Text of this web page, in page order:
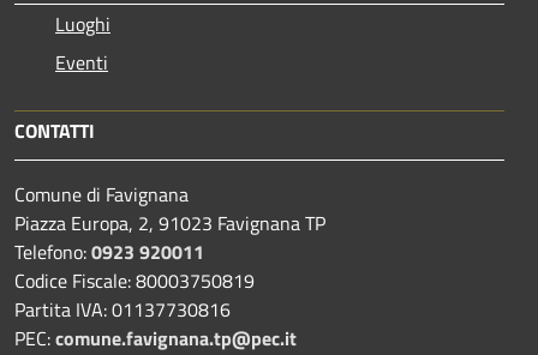
Luoghi
Eventi
CONTATTI
Comune di Favignana
Piazza Europa, 2, 91023 Favignana TP
Telefono:0923 920011
Codice Fiscale: 80003750819
Partita IVA: 01137730816
PEC:comune.favignana.tp@pec.it